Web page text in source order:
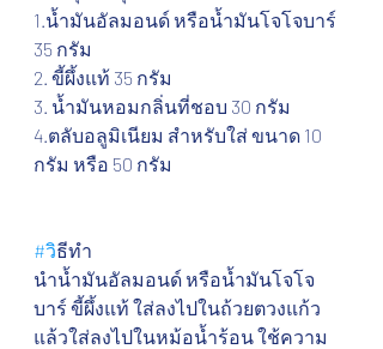
1.น้ำมันอัลมอนด์ หรือน้ำมันโจโจบาร์
35 กรัม
2. ขี้ผึ้งแท้ 35 กรัม
3. น้ำมันหอมกลิ่นที่ชอบ 30 กรัม
4.ตลับอลูมิเนียม สำหรับใส่ ขนาด 10
กรัม หรือ 50 กรัม
#วิธีทำ
นำน้ำมันอัลมอนด์ หรือน้ำมันโจโจ
บาร์ ขี้ผึ้งแท้ ใส่ลงไปในถ้วยตวงแก้ว
แล้วใส่ลงไปในหม้อน้ำร้อน ใช้ความ